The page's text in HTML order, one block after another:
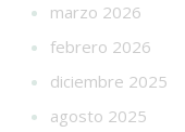
marzo 2026
febrero 2026
diciembre 2025
agosto 2025